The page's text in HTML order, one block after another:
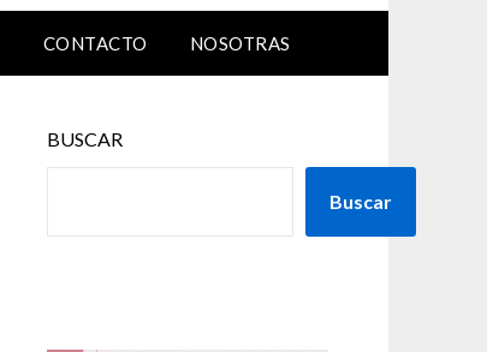
CONTACTO NOSOTRAS
BUSCAR
Buscar